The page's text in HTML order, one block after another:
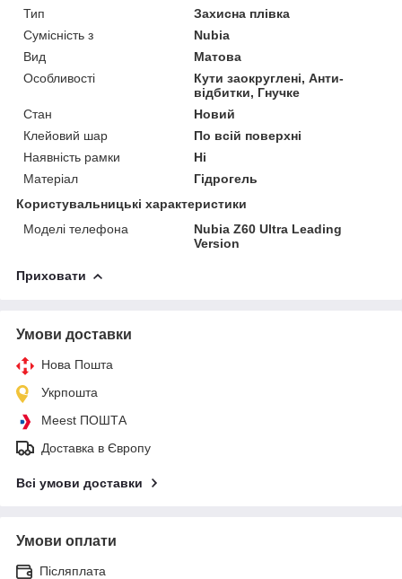
Тип
Захисна плівка
Сумісність з
Nubia
Вид
Матова
Особливості
Кути заокруглені, Анти-
відбитки, Гнучке
Стан
Новий
Клейовий шар
По всій поверхні
Наявність рамки
Ні
Матеріал
Гідрогель
Користувальницькі характеристики
Моделі телефона
Nubia Z60 Ultra Leading
Version
Приховати
Умови доставки
Нова Пошта
Укрпошта
Meest ПОШТА
Доставка в Європу
Всі умови доставки
Умови оплати
Післяплата